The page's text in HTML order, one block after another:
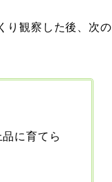
り観察した後、次の
に育てら